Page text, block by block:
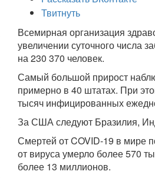
Твитнуть
Всемирная организация
увеличении суточного числа
на 230 370 человек.
Самый большой прирост
примерно в 40 штатах. При
тысяч инфицированных
За США следуют Бразилия,
Смертей от COVID-19 в мире
от вируса умерло более 570
более 13 миллионов.